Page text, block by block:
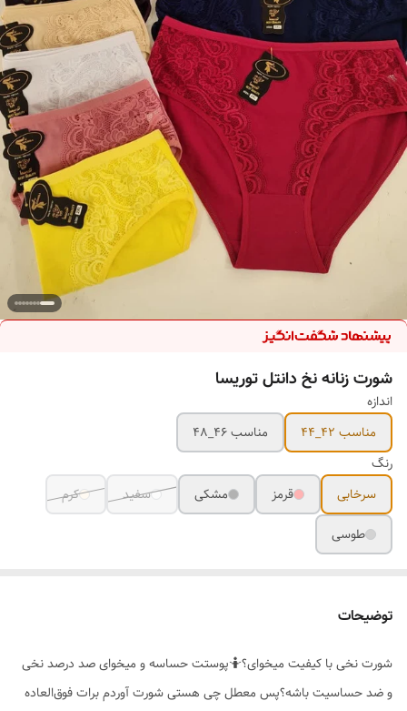
شورت زنانه نخ دانتل توریسا
اندازه
مناسب 42_44
مناسب 46_48
رنگ
سرخابی
قرمز مشکی سفید
کرم
طوسی
توضیحات
شورت نخی با کیفیت میخوای؟🤷پوستت حساسه و میخوای صد درصد نخی
و ضد حساسیت باشه؟پس معطل چی هستی شورت آوردم برات فوق‌العاده